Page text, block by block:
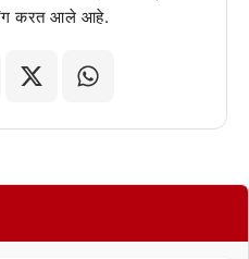
करत आले आहे.